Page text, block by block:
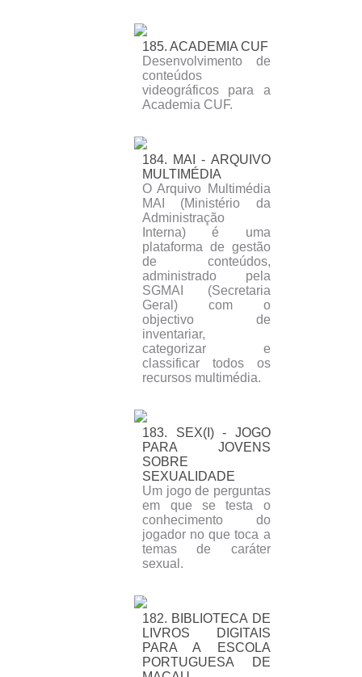
185. ACADEMIA CUF
Desenvolvimento de
conteúdos
videográficos para a
Academia CUF.
184. MAI - ARQUIVO
MULTIMÉDIA
O Arquivo Multimédia
MAI (Ministério da
Administração
Interna) é uma
plataforma de gestão
de conteúdos,
administrado pela
SGMAI (Secretaria
Geral) com o
objectivo de
inventariar,
categorizar e
classificar todos os
recursos multimédia.
183. SEX(I) - JOGO
PARA JOVENS
SOBRE
SEXUALIDADE
Um jogo de perguntas
em que se testa o
conhecimento do
jogador no que toca a
temas de caráter
sexual.
182. BIBLIOTECA DE
LIVROS DIGITAIS
PARA A ESCOLA
PORTUGUESA DE